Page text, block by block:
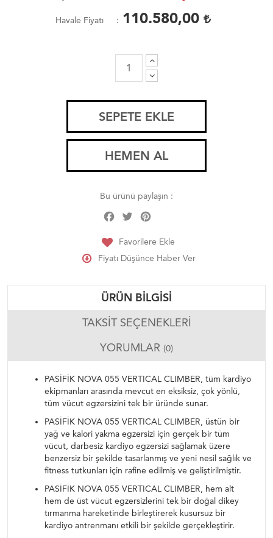
Havale Fiyatı 110.580,00
SEPETE EKLE
HEMEN AL
Bu ürünü paylaşın :
Facebook
Twitter
Favorilere Ekle
Fiyatı Düşünce Haber Ver
ÜRÜN BILGISI
TAKSIT SEÇENEKLERI
YORUMLAR (0)
PASİFİK NOVA 055 VERTICAL CLIMBER, tüm kardiyo
ekipmanları arasında mevcut en eksiksiz, çok yönlü,
tüm vücut egzersizini tek bir üründe sunar.
PASİFİK NOVA 055 VERTICAL CLIMBER, üstün bir
yağ ve kalori yakma egzersizi için gerçek bir tüm
vücut, darbesiz kardiyo egzersizi sağlamak üzere
benzersiz bir şekilde tasarlanmış ve yeni nesil sağlık ve
fitness tutkunları için rafine edilmiş ve geliştirilmiştir.
PASİFİK NOVA 055 VERTICAL CLIMBER, hem alt
hem de üst vücut egzersizlerini tek bir doğal dikey
tırmanma hareketinde birleştirerek kusursuz bir
kardiyo antrenmanı etkili bir şekilde gerçekleştirir.